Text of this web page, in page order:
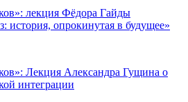
лекция Фёдора Гайды
история, опрокинутая в будущее»
Лекция Александра Гущина о
интеграции